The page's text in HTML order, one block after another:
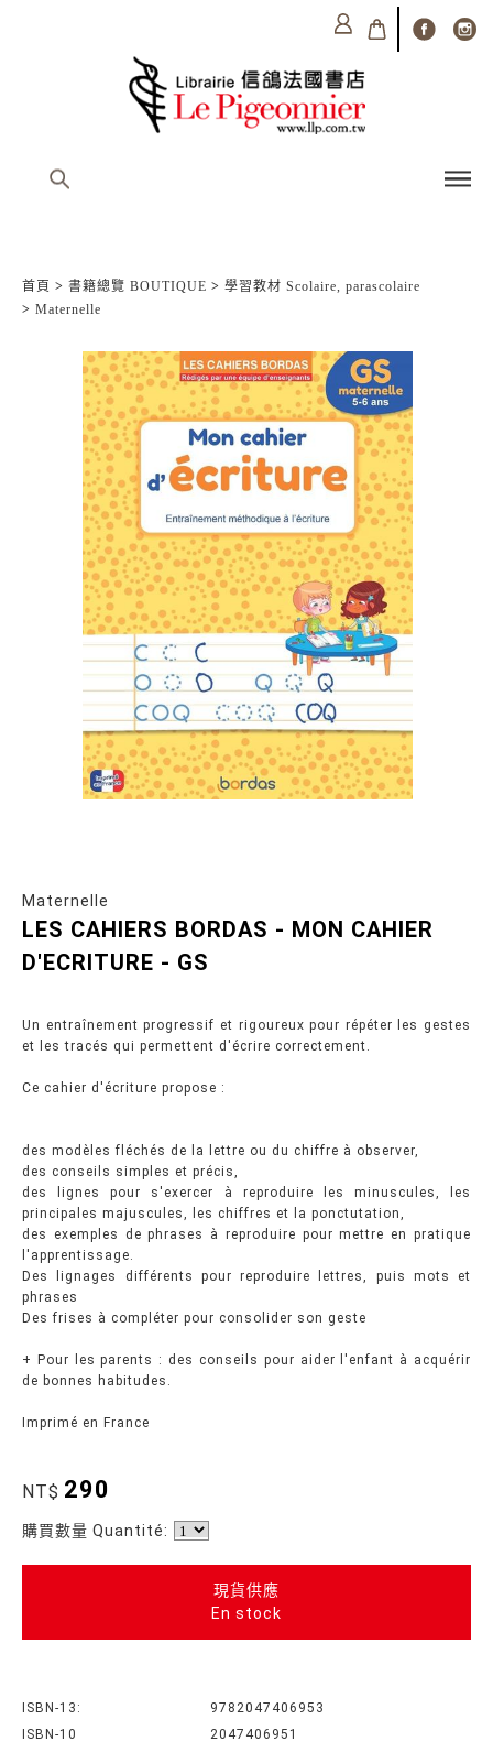
首頁 > 書籍總覽 BOUTIQUE > 學習教材 Scolaire, parascolaire
> Maternelle
Maternelle
LES CAHIERS BORDAS - MON CAHIER
D'ECRITURE - GS
Un entraînement progressif et rigoureux pour répéter les gestes
et les tracés qui permettent d'écrire correctement.
Ce cahier d'écriture propose :
des modèles fléchés de la lettre ou du chiffre à observer,
des conseils simples et précis,
des lignes pour s'exercer à reproduire les minuscules, les
principales majuscules, les chiffres et la ponctutation,
des exemples de phrases à reproduire pour mettre en pratique
l'apprentissage.
Des lignages différents pour reproduire lettres, puis mots et
phrases
Des frises à compléter pour consolider son geste
+ Pour les parents : des conseils pour aider l'enfant à acquérir
de bonnes habitudes.
Imprimé en France
NT$ 290
購買數量 Quantité:
現貨供應
En stock
ISBN-13:
9782047406953
ISBN-10
2047406951